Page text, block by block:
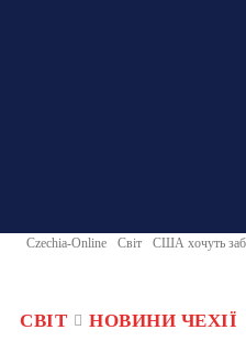
Czechia-Online Світ США хочуть
СВІТ НОВИНИ ЧЕХІЇ